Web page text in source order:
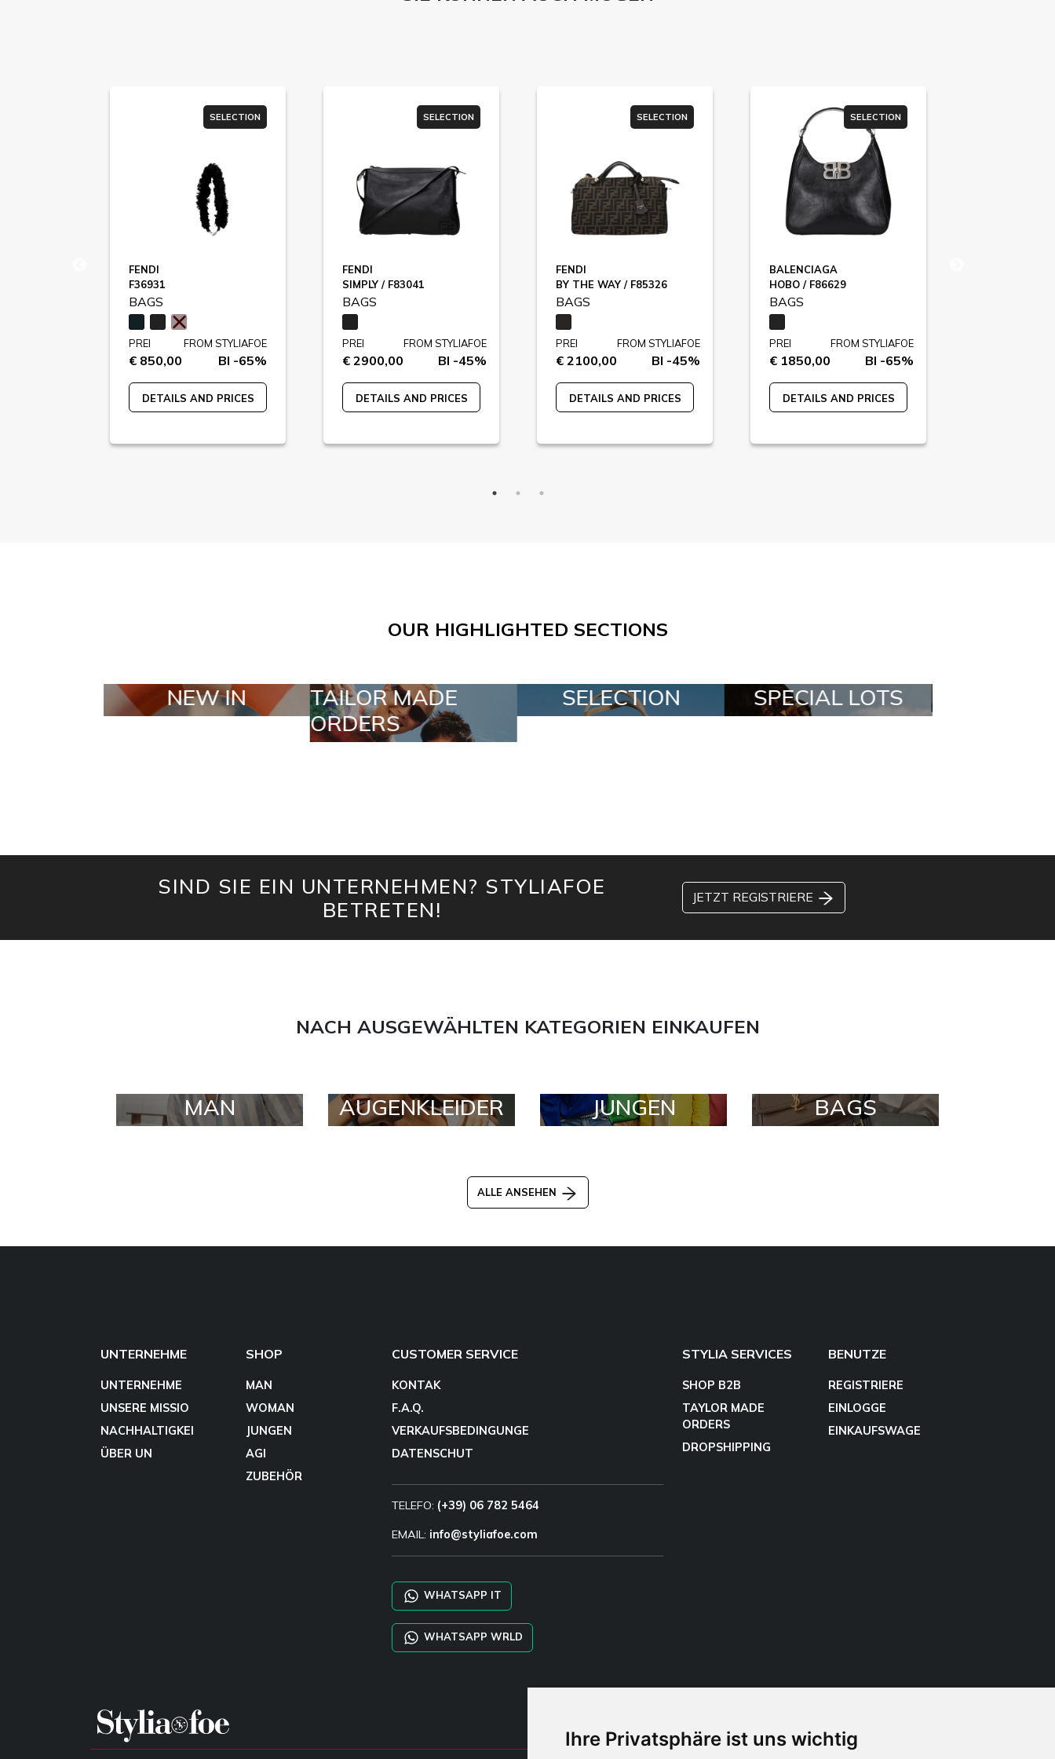
Ihre Privatsphäre ist uns wichtig
SELECTION
FENDI
F36931
BAGS
PREI
€ 850,00
FROM STYLIAFOE
BI -65%
DETAILS AND PRICES
SELECTION
FENDI
SIMPLY / F83041
BAGS
PREI
€ 2900,00
FROM STYLIAFOE
BI -45%
DETAILS AND PRICES
SELECTION
FENDI
BY THE WAY / F85326
BAGS
PREI
€ 2100,00
FROM STYLIAFOE
BI -45%
DETAILS AND PRICES
SELECTION
BALENCIAGA
HOBO / F86629
BAGS
PREI
€ 1850,00
FROM STYLIAFOE
BI -65%
DETAILS AND PRICES
OUR HIGHLIGHTED SECTIONS
TAILOR MADE
ORDERS
SELECTION SPECIAL LOTS ALL IN A BOX
SIND SIE EIN UNTERNEHMEN? STYLIAFOE
BETRETEN!
JETZT REGISTRIERE
NACH AUSGEWÄHLTEN KATEGORIEN EINKAUFEN
MAN AUGENKLEIDER JUNGEN BAGS
ALLE ANSEHEN
UNTERNEHME
UNTERNEHME
UNSERE MISSIO
NACHHALTIGKEI
ÜBER UN
SHOP
MAN
WOMAN
JUNGEN
AGI
ZUBEHÖR
CUSTOMER SERVICE
KONTAK
F.A.Q.
VERKAUFSBEDINGUNGE
DATENSCHUT
TELEFO: (+39) 06 782 5464
EMAIL: info@styliafoe.com
WHATSAPP IT
WHATSAPP WRLD
STYLIA SERVICES
SHOP B2B
TAYLOR MADE
ORDERS
DROPSHIPPING
BENUTZE
REGISTRIERE
EINLOGGE
EINKAUFSWAGE